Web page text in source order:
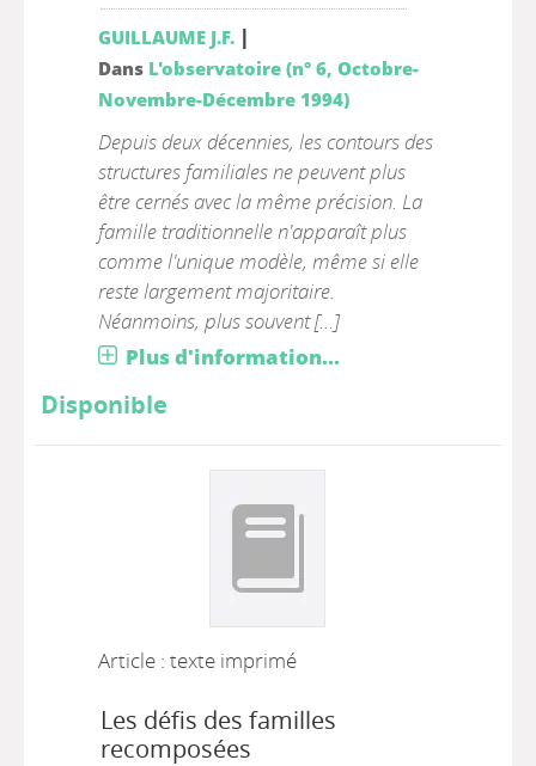
GUILLAUME J.F. |
Dans L'observatoire (n° 6, Octobre-
Novembre-Décembre 1994)
Depuis deux décennies, les contours des
structures familiales ne peuvent plus
être cernés avec la même précision. La
famille traditionnelle n'apparaît plus
comme l'unique modèle, même si elle
reste largement majoritaire.
Néanmoins, plus souvent [...]
Plus d'information...
Disponible
Article : texte imprimé
Les défis des familles
recomposées